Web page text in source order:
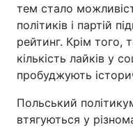
тем стало
політиків і партій
рейтинг. Крім того,
кількість лайків у
пробуджують
Польський
втягуються у